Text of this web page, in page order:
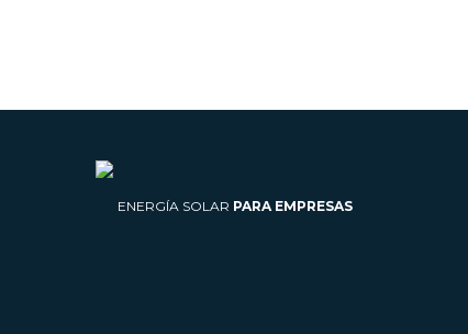
ENERGÍA SOLAR PARA EMPRESAS